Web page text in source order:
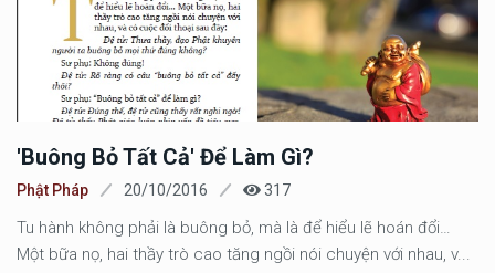
'Buông Bỏ Tất Cả' Để Làm Gì?
Phật Pháp 20/10/2016 317
Tu hành không phải là buông bỏ, mà là để hiểu lẽ hoán đổi…
Một bữa nọ, hai thầy trò cao tăng ngồi nói chuyện với nhau, v...